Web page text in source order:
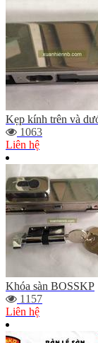
Kẹp kính trên và
1063
Liên hệ
Khóa sàn BOSSKP
1157
Liên hệ